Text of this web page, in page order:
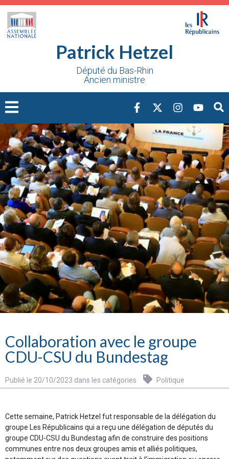
Patrick Hetzel
Député du Bas-Rhin
Ancien ministre
Collaboration avec le groupe
CDU-CSU du Bundestag
Publié le 20/10/2023 dans les catégories Politique
Cette semaine, Patrick Hetzel fut responsable de la délégation du
groupe Les Républicains qui a reçu une délégation de députés du
groupe CDU-CSU du Bundestag afin de construire des positions
communes entre nos deux groupes amis et alliés politiques,
Cookies management panel